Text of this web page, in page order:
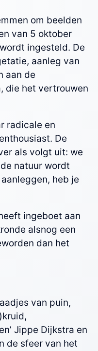
om beelden
van 5 oktober
ingesteld. De
aanleg van
aan de
die het vertrouwen
radicale en
De
als volgt uit: we
natuur wordt
heb je
ingeboet aan
alsnog een
dan het
van puin,
Jippe Dijkstra en
de sfeer van het